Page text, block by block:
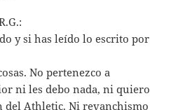
y si has leído lo escrito por
No pertenezco a
ni les debo nada, ni quiero
del Athletic. Ni revanchismo